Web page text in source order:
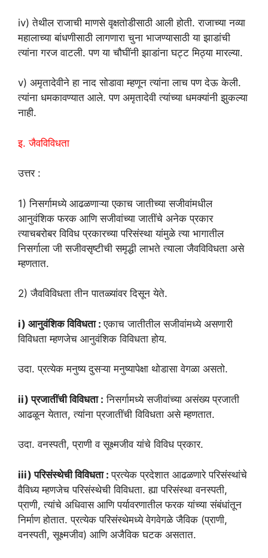
iv) तेथील राजाची माणसे वृक्षतोडीसाठी आली होती. राजाच्या नव्या
महालाच्या बांधणीसाठी लागणारा चुना भाजण्यासाठी या झाडांची
त्यांना गरज वाटली. पण या चौघींनी झाडांना घट्ट मिठ्या मारल्या.
v) अमृतादेवीने हा नाद सोडावा म्हणून त्यांना लाच पण देऊ केली.
त्यांना धमकावण्यात आले. पण अमृतादेवी त्यांच्या धमक्यांनी झुकल्या
नाही.
इ. जैवविविधता
उत्तर :
1) निसर्गामध्ये आढळणाऱ्या एकाच जातीच्या सजीवांमधील
आनुवंशिक फरक आणि सजीवांच्या जातींचे अनेक प्रकार
त्याचबरोबर विविध प्रकारच्या परिसंस्था यांमुळे त्या भागातील
निसर्गाला जी सजीवसृष्टीची समृद्धी लाभते त्याला जैवविविधता असे
म्हणतात.
2) जैवविविधता तीन पातळ्यांवर दिसून येते.
i) आनुवंशिक विविधता :एकाच जातीतील सजीवांमध्ये असणारी
विविधता म्हणजेच आनुवंशिक विविधता होय.
उदा. प्रत्येक मनुष्य दुसऱ्या मनुष्यापेक्षा थोडासा वेगळा असतो.
ii) प्रजातींची विविधता : निसर्गामध्ये सजीवांच्या असंख्य प्रजाती
आढळून येतात, त्यांना प्रजातींची विविधता असे म्हणतात.
उदा. वनस्पती, प्राणी व सूक्ष्मजीव यांचे विविध प्रकार.
iii) परिसंस्थेची विविधता :प्रत्येक प्रदेशात आढळणारे परिसंस्थांचे
वैविध्य म्हणजेच परिसंस्थेची विविधता. ह्या परिसंस्था वनस्पती,
प्राणी, त्यांचे अधिवास आणि पर्यावरणातील फरक यांच्या संबंधांतून
निर्माण होतात. प्रत्येक परिसंस्थेमध्ये वेगवेगळे जैविक (प्राणी,
वनस्पती, सूक्ष्मजीव) आणि अजैविक घटक असतात.